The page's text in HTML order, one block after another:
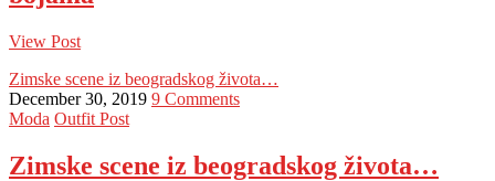
View Post
Zimske scene iz beogradskog života…
December 30, 2019 9 Comments
Moda Outfit Post
Zimske scene iz beogradskog života…